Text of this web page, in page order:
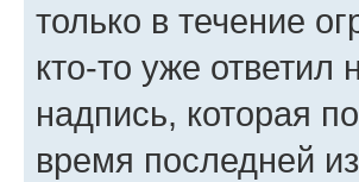
только в течение
кто-то уже
надпись, которая
время последней